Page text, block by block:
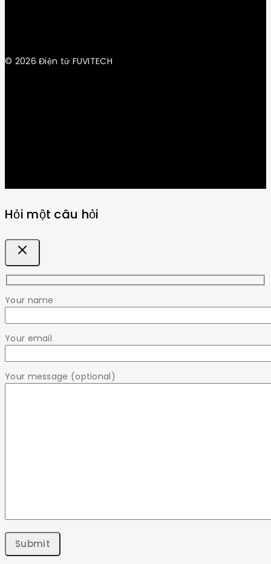
© 2026 Điện tử FUVITECH
Hỏi một câu hỏi
Your name
Your email
Your message (optional)